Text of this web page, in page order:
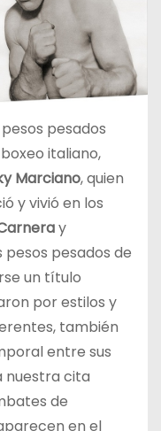
pesados
italiano,
Marciano, quien
y vivió en los
y
pesos pesados de
un título
por estilos y
también
entre sus
nuestra cita
de
en el